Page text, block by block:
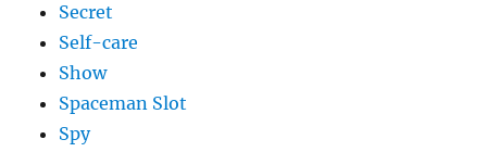
Secret
Self-care
Show
Spaceman Slot
Spy